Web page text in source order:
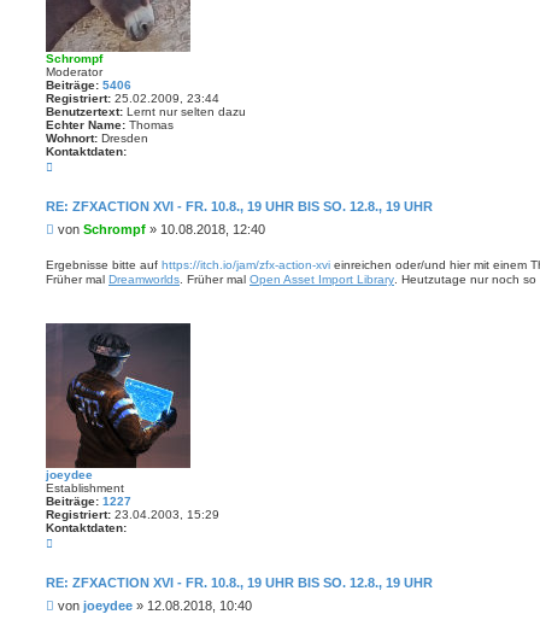
Schrompf
Moderator
Beiträge: 5406
Registriert: 25.02.2009, 23:44
Benutzertext: Lernt nur selten dazu
Echter Name: Thomas
Wohnort: Dresden
Kontaktdaten:
t
k
a
t
v
RE: ZFXACTION XVI - FR. 10.8., 19 UHR BIS SO. 12.8., 19 UHR
B
i
t
von Schrompf » 10.08.2018, 12:40
Ergebnisse bitte auf https://itch.io/jam/zfx-action-xvi einreichen oder/und hier mit einem
Früher mal Dreamworlds . Früher mal Open Asset Import Library . Heutzutage nur noch
joeydee
Establishment
Beiträge: 1227
Registriert: 23.04.2003, 15:29
Kontaktdaten:
t
k
RE: ZFXACTION XVI - FR. 10.8., 19 UHR BIS SO. 12.8., 19 UHR
Bvon joeydee » 12.08.2018, 10:40